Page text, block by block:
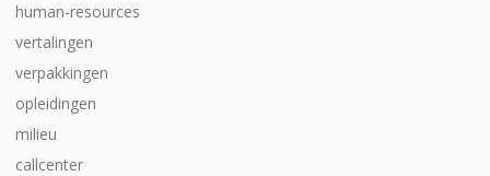
human-resources
vertalingen
verpakkingen
opleidingen
milieu
callcenter